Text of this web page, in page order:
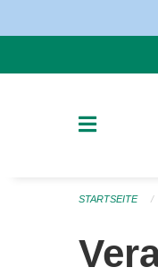
STARTSEITE